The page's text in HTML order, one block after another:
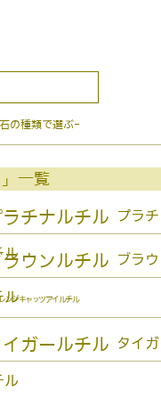
の種類で選ぶ-
」一覧
プラチ
ル ブラウ
ル
ンジキャッツアイルチル
タイガ
ル